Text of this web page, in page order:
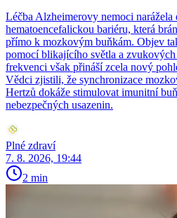
Léčba Alzheimerovy nemoci narážela
hematoencefalickou bariéru, která
přímo k mozkovým buňkám. Objev
pomocí blikajícího světla a
frekvenci však přináší zcela nový
Vědci zjistili, že synchronizace
Hertzů dokáže stimulovat imunitní
nebezpečných usazenin.
Plné zdraví
7. 8. 2026, 19:44
2 min